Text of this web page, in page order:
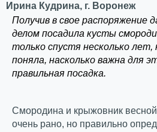
Ирина Кудрина, г. Воронеж
Получив в свое распоряжение
делом посадила кусты
только спустя несколько
поняла, насколько важна для
правильная посадка.
Смородина и крыжовник весной
очень рано, но правильно